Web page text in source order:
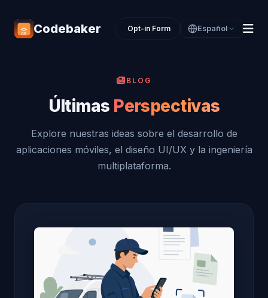
Codebaker Opt-in Form Español
BLOG
Últimas Perspectivas
Explore nuestras ideas sobre el desarrollo de
aplicaciones móviles, el diseño UI/UX y la ingeniería
multiplataforma.